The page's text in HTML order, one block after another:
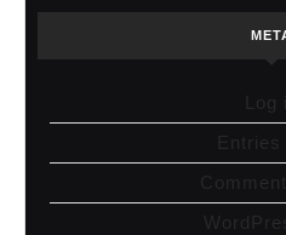
Log
Entries